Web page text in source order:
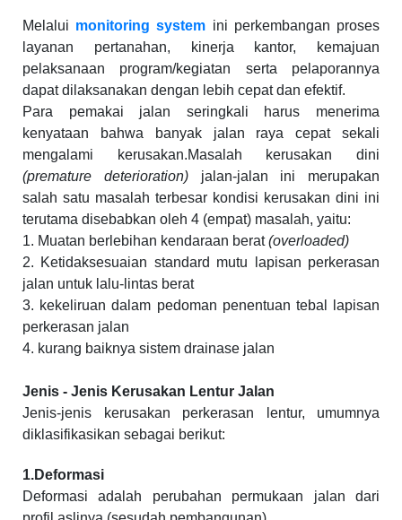
Melalui monitoring system ini perkembangan proses
layanan pertanahan, kinerja kantor, kemajuan
pelaksanaan program/kegiatan serta pelaporannya
dapat dilaksanakan dengan lebih cepat dan efektif.
Para pemakai jalan seringkali harus menerima
kenyataan bahwa banyak jalan raya cepat sekali
mengalami kerusakan.Masalah kerusakan dini
(premature deterioration)jalan-jalan ini merupakan
salah satu masalah terbesar kondisi kerusakan dini ini
terutama disebabkan oleh 4 (empat) masalah, yaitu:
1. Muatan berlebihan kendaraan berat(overloaded)
2. Ketidaksesuaian standard mutu lapisan perkerasan
jalan untuk lalu-lintas berat
3. kekeliruan dalam pedoman penentuan tebal lapisan
perkerasan jalan
4. kurang baiknya sistem drainase jalan
Jenis - Jenis Kerusakan Lentur Jalan
Jenis-jenis kerusakan perkerasan lentur, umumnya
diklasifikasikan sebagai berikut:
1.Deformasi
Deformasi adalah perubahan permukaan jalan dari